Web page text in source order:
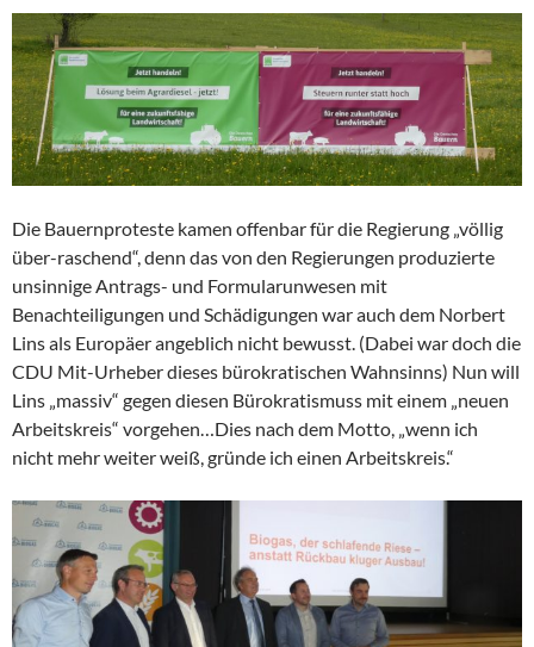
Die Bauernproteste kamen offenbar für die Regierung „völlig
über-raschend“, denn das von den Regierungen produzierte
unsinnige Antrags- und Formularunwesen mit
Benachteiligungen und Schädigungen war auch dem Norbert
Lins als Europäer angeblich nicht bewusst. (Dabei war doch die
CDU Mit-Urheber dieses bürokratischen Wahnsinns) Nun will
Lins „massiv“ gegen diesen Bürokratismuss mit einem „neuen
Arbeitskreis“ vorgehen…Dies nach dem Motto, „wenn ich
nicht mehr weiter weiß, gründe ich einen Arbeitskreis.“